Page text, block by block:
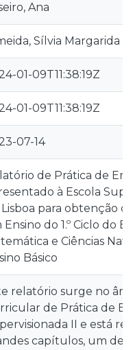
Ana
Sílvia Margarida
01-09T11:38:19Z
01-09T11:38:19Z
07-14
de Prática de
à Escola
para obtenção
Ensino do 1.º Ciclo do
e Ciências
Básico
relatório surge no
de Prática de
II e está
capítulos, um